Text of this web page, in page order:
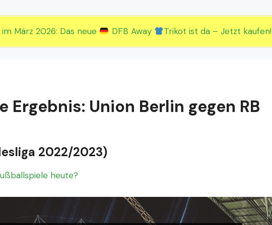
März 2026: Das neue DFB Away Trikot ist da – Jetzt kaufen!
Ergebnis: Union Berlin gegen RB
2022/2023)
heute?